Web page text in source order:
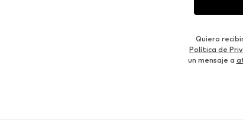
Quiero
Política de
un mensaje a